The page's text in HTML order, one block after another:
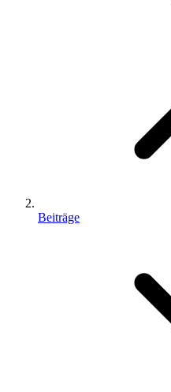
Beiträge